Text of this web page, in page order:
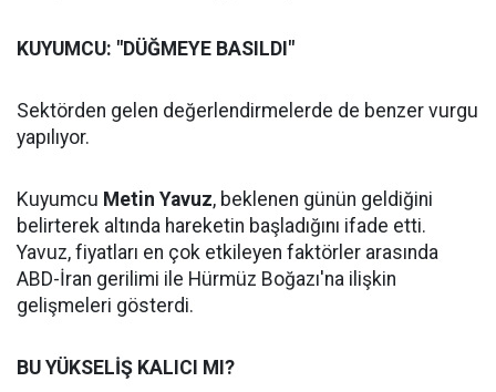
KUYUMCU: "DÜĞMEYE BASILDI"
Sektörden gelen değerlendirmelerde de benzer vurgu
yapılıyor.
Kuyumcu Metin Yavuz, beklenen günün geldiğini
belirterek altında hareketin başladığını ifade etti.
Yavuz, fiyatları en çok etkileyen faktörler arasında
ABD-İran gerilimi ile Hürmüz Boğazı'na ilişkin
gelişmeleri gösterdi.
BU YÜKSELİŞ KALICI MI?